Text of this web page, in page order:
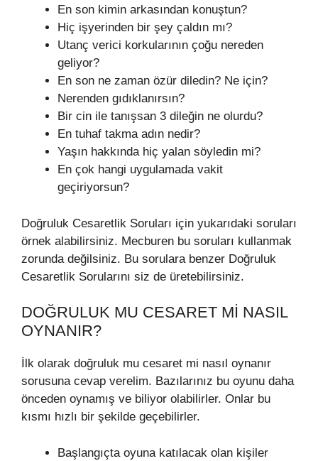
En son kimin arkasından konuştun?
Hiç işyerinden bir şey çaldın mı?
Utanç verici korkularının çoğu nereden
geliyor?
En son ne zaman özür diledin? Ne için?
Nerenden gıdıklanırsın?
Bir cin ile tanışsan 3 dileğin ne olurdu?
En tuhaf takma adın nedir?
Yaşın hakkında hiç yalan söyledin mi?
En çok hangi uygulamada vakit
geçiriyorsun?
Doğruluk Cesaretlik Soruları için yukarıdaki soruları
örnek alabilirsiniz. Mecburen bu soruları kullanmak
zorunda değilsiniz. Bu sorulara benzer Doğruluk
Cesaretlik Sorularını siz de üretebilirsiniz.
DOĞRULUK MU CESARET MI NASIL
OYNANIR?
İlk olarak doğruluk mu cesaret mi nasıl oynanır
sorusuna cevap verelim. Bazılarınız bu oyunu daha
önceden oynamış ve biliyor olabilirler. Onlar bu
kısmı hızlı bir şekilde geçebilirler.
Başlangıçta oyuna katılacak olan kişiler